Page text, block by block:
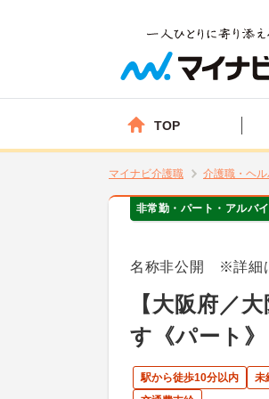
TOP
マイナビ介護職 介護職・ヘ
非常勤・パート・アルバ
名称非公開 ※詳細
【大阪府／
す《パート》
駅から徒歩10分以内 未